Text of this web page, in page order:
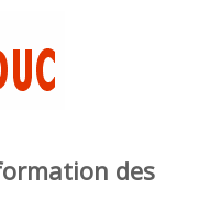
des